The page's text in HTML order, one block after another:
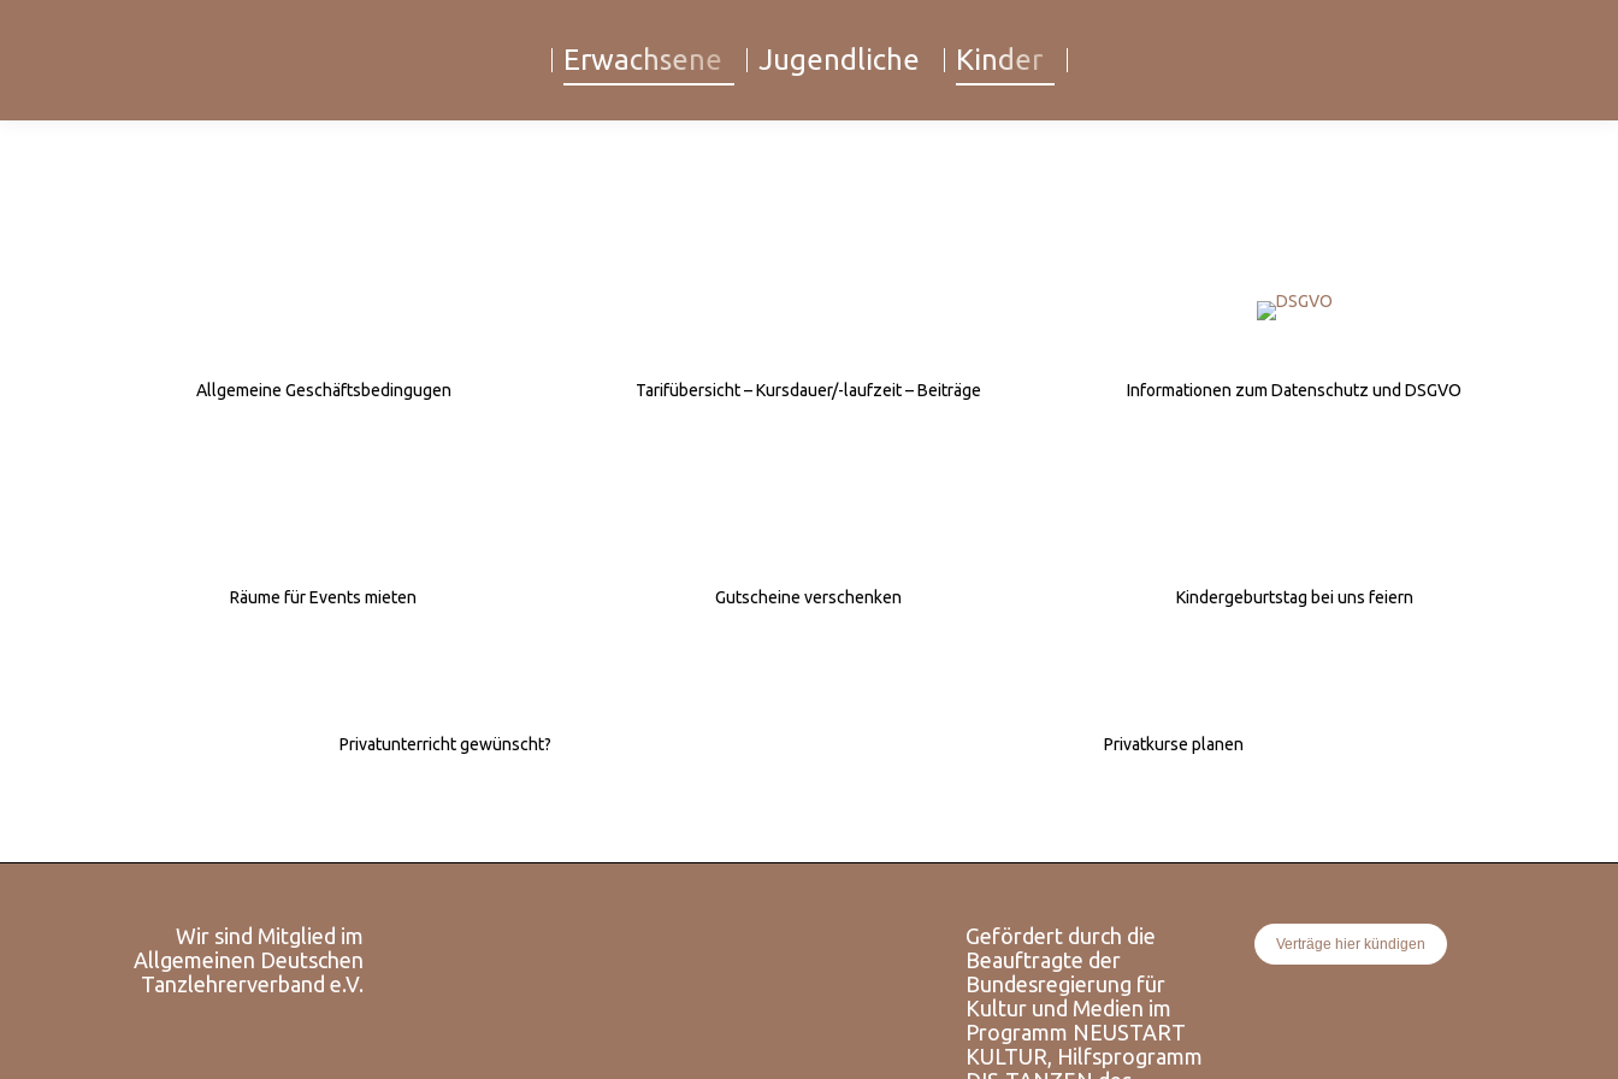
Erwachsene Jugendliche Kinder
Allgemeine Geschäftsbedingugen Tarifübersicht – Kursdauer/-laufzeit – Beiträge Informationen zum Datenschutz und DSGVO
Räume für Events mieten Gutscheine verschenken Kindergeburtstag bei uns feiern
Privatunterricht gewünscht? Privatkurse planen
Wir sind Mitglied im
Allgemeinen Deutschen
Tanzlehrerverband e.V.
Gefördert durch die
Beauftragte der
Bundesregierung für
Kultur und Medien im
Programm NEUSTART
KULTUR, Hilfsprogramm
Verträge hier kündigen